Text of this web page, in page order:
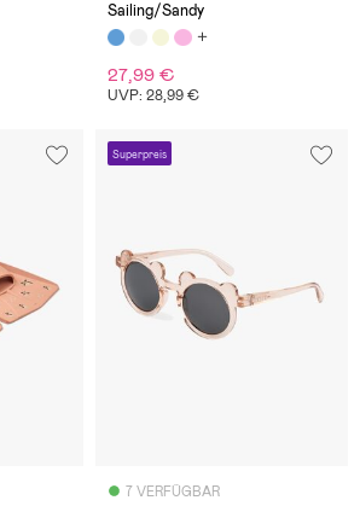
Sailing/Sandy
27,99 €
UVP: 28,99 €
Superpreis
7 VERFÜGBAR